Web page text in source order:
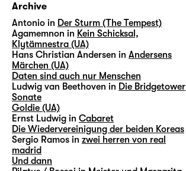
Archive
Antonio in Der Sturm (The Tempest)
Agamemnon in Kein Schicksal,
Klytämnestra (UA)
Hans Christian Andersen in Andersens
Märchen (UA)
Daten sind auch nur Menschen
Ludwig van Beethoven in Die Bridgetower
Sonate
Goldie (UA)
Ernst Ludwig in Cabaret
Die Wiedervereinigung der beiden Koreas
Sergio Ramos in zwei herren von real
madrid
Und dann